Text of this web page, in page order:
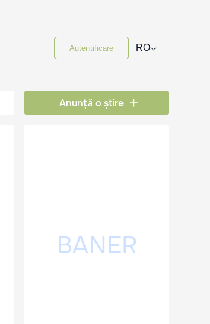
Autentificare RO⌵
Anunță o știre